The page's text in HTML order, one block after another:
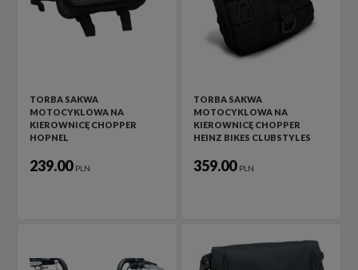
TORBA SAKWA
MOTOCYKLOWA NA
KIEROWNICĘ CHOPPER
HOPNEL
239.00 PLN
TORBA SAKWA
MOTOCYKLOWA NA
KIEROWNICĘ CHOPPER
HEINZ BIKES CLUBSTYLES
359.00 PLN